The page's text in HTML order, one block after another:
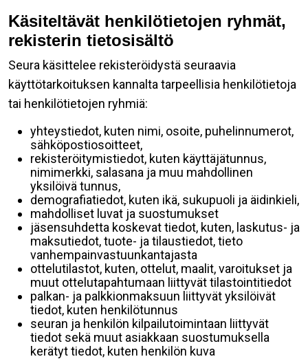
Käsiteltävät henkilötietojen ryhmät,
rekisterin tietosisältö
Seura käsittelee rekisteröidystä seuraavia
käyttötarkoituksen kannalta tarpeellisia henkilötietoja
tai henkilötietojen ryhmiä:
yhteystiedot, kuten nimi, osoite, puhelinnumerot,
sähköpostiosoitteet,
rekisteröitymistiedot, kuten käyttäjätunnus,
nimimerkki, salasana ja muu mahdollinen
yksilöivä tunnus,
demografiatiedot, kuten ikä, sukupuoli ja äidinkieli,
mahdolliset luvat ja suostumukset
jäsensuhdetta koskevat tiedot, kuten, laskutus- ja
maksutiedot, tuote- ja tilaustiedot, tieto
vanhempainvastuunkantajasta
ottelutilastot, kuten, ottelut, maalit, varoitukset ja
muut ottelutapahtumaan liittyvät tilastointitiedot
palkan- ja palkkionmaksuun liittyvät yksilöivät
tiedot, kuten henkilötunnus
seuran ja henkilön kilpailutoimintaan liittyvät
tiedot sekä muut asiakkaan suostumuksella
kerätyt tiedot, kuten henkilön kuva